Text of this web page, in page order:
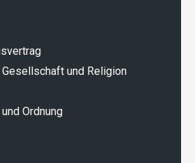
Gesellschaft und Religion
Ordnung